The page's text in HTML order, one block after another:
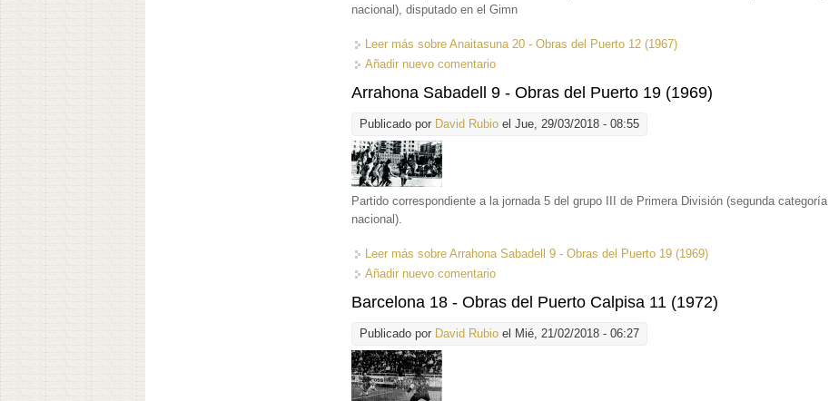
nacional), disputado en el Gimn
Leer más sobre Anaitasuna 20 - Obras del Puerto 12 (1967)
Añadir nuevo comentario
Arrahona Sabadell 9 - Obras del Puerto 19 (1969)
Publicado por David Rubio el Jue, 29/03/2018 - 08:55
Partido correspondiente a la jornada 5 del grupo III de Primera División (segunda categoría
nacional).
Leer más sobre Arrahona Sabadell 9 - Obras del Puerto 19 (1969)
Añadir nuevo comentario
Barcelona 18 - Obras del Puerto Calpisa 11 (1972)
Publicado por David Rubio el Mié, 21/02/2018 - 06:27